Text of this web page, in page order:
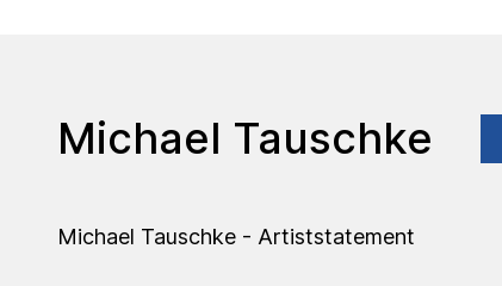
Michael Tauschke
Michael Tauschke - Artiststatement